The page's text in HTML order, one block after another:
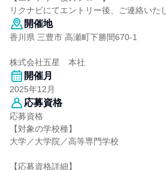
リクナビにてエントリー後、ご連絡いた
開催地
香川県 三豊市 高瀬町下勝間670-1
株式会社五星 本社
開催月
2025年12月
応募資格
応募資格
【対象の学校種】
大学／大学院／高等専門学校
【応募資格詳細】